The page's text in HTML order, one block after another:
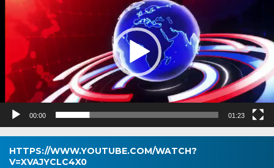
00:00 01:23
HTTPS://WWW.YOUTUBE.COM/WATCH?
V=XVAJYCLC4X0